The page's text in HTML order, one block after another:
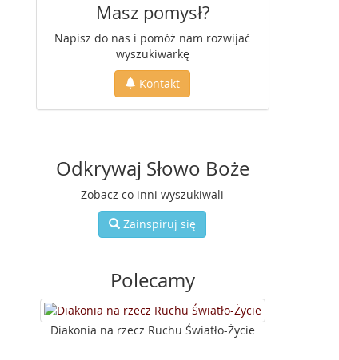
Masz pomysł?
Napisz do nas i pomóż nam rozwijać
wyszukiwarkę
Kontakt
Odkrywaj Słowo Boże
Zobacz co inni wyszukiwali
Zainspiruj się
Polecamy
Diakonia na rzecz Ruchu Światło-Życie